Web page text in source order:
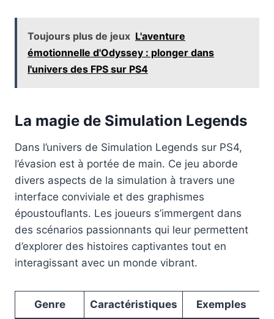
Toujours plus de jeux L'aventure
émotionnelle d'Odyssey : plonger dans
l'univers des FPS sur PS4
La magie de Simulation Legends
Dans l’univers de Simulation Legends sur PS4,
l’évasion est à portée de main. Ce jeu aborde
divers aspects de la simulation à travers une
interface conviviale et des graphismes
époustouflants. Les joueurs s’immergent dans
des scénarios passionnants qui leur permettent
d’explorer des histoires captivantes tout en
interagissant avec un monde vibrant.
Genre Caractéristiques Exemples